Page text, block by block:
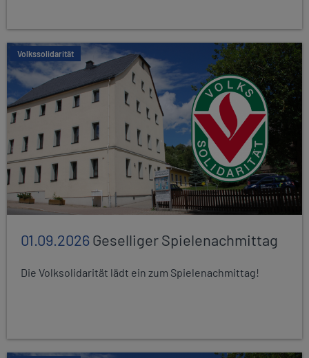
Volkssolidarität
01.09.2026Geselliger Spielenachmittag
Die Volksolidarität lädt ein zum Spielenachmittag!